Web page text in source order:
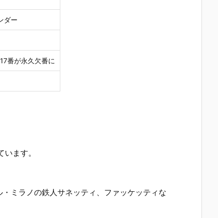
ダー
番が永久欠番に
ます。
ミラノの鉄人サネッティ、ファッケッティな